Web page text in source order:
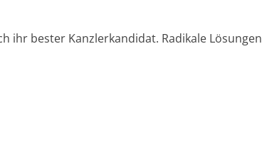
ihr bester Kanzlerkandidat. Radikale Lösungen